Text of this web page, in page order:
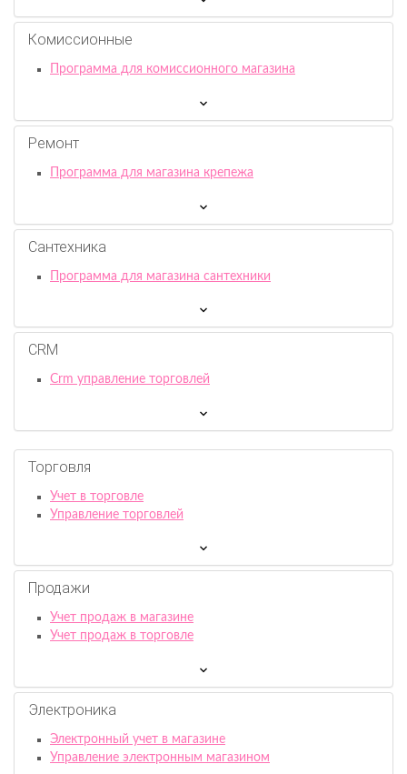
Комиссионныe
Программа для комиссионного магазина
Ремонт
Программа для магазина крепежа
Сантехника
Программа для магазина сантехники
CRM
Crm управление торговлей
Торговля
Учет в торговле
Управление торговлей
Продажи
Учет продаж в магазине
Учет продаж в торговле
Электроника
Электронный учет в магазине
Управление электронным магазином